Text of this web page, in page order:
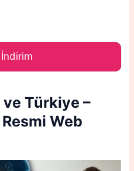
ve Türkiye –
Resmi Web